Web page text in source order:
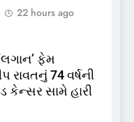
22 hours ago
ફેમ
રાવતનું 74 વર્ષની
કેન્સર સામે હારી
ધ્વનિમતથી
કે ઘી ખરેખર શુદ્ધ
ડાબરના દાવાઓની